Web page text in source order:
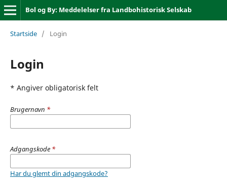
Bol og By: Meddelelser fra Landbohistorisk Selskab
Startside / Login
Login
* Angiver obligatorisk felt
Brugernavn *
Adgangskode *
Har du glemt din adgangskode?